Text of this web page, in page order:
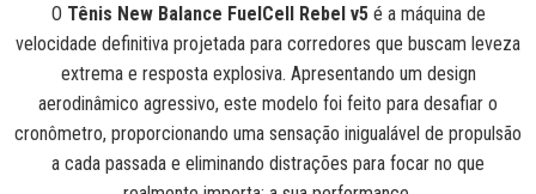
O Tênis New Balance FuelCell Rebel v5é a máquina de
velocidade definitiva projetada para corredores que buscam leveza
extrema e resposta explosiva. Apresentando um design
aerodinâmico agressivo, este modelo foi feito para desafiar o
cronômetro, proporcionando uma sensação inigualável de propulsão
a cada passada e eliminando distrações para focar no que